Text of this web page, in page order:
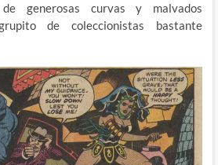
de generosas curvas y malvados
de coleccionistas bastante